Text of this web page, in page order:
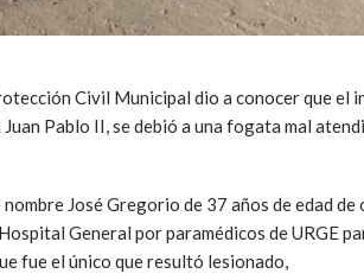
Civil Municipal dio a conocer que el
Pablo II, se debió a una fogata mal
José Gregorio de 37 años de edad de
General por paramédicos de URGE
fue el único que resultó lesionado,